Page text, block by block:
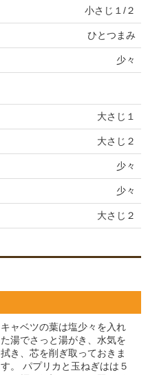
小さじ１/２
ひとつまみ
少々
大さじ１
大さじ２
少々
少々
大さじ２
キャベツの葉は塩少々を入れ
た湯でさっと湯がき、水気を
拭き、芯を削ぎ取っておきま
す。 パプリカと玉ねぎはは５